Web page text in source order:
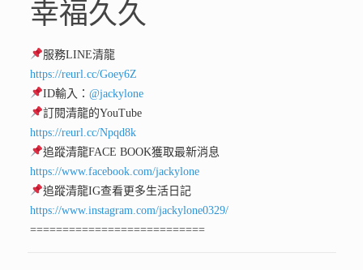
幸福久久
服務LINE清龍
https://reurl.cc/Goey6Z
ID輸入：@jackylone
訂閱清龍的YouTube
https://reurl.cc/Npqd8k
追蹤清龍FACE BOOK獲取最新消息
https://www.facebook.com/jackylone
追蹤清龍IG查看更多生活日記
https://www.instagram.com/jackylone0329/
===========================